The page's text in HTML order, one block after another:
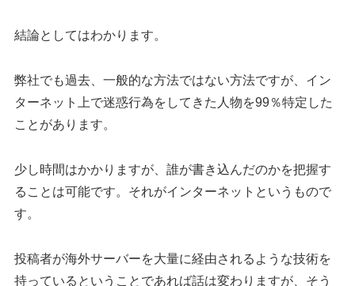
結論としてはわかります。
弊社でも過去、一般的な方法ではない方法ですが、イン
ターネット上で迷惑行為をしてきた人物を99％特定した
ことがあります。
少し時間はかかりますが、誰が書き込んだのかを把握す
ることは可能です。それがインターネットというもので
す。
投稿者が海外サーバーを大量に経由されるような技術を
持っているということであれば話は変わりますが、そう